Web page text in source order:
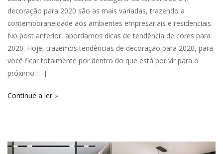
decoração para 2020 são as mais variadas, trazendo a
contemporaneidade aos ambientes empresariais e residenciais.
No post anterior, abordamos dicas de tendência de cores para
2020. Hoje, trazemos tendências de decoração para 2020, para
você ficar totalmente por dentro do que está por vir para o
próximo […]
Continue a ler